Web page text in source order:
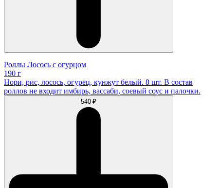
Роллы Лосось с огурцом
190 г
Нори, рис, лосось, огурец, кунжут белый. 8 шт. В состав
роллов не входит имбирь, вассаби, соевый соус и палочки.
540 ₽